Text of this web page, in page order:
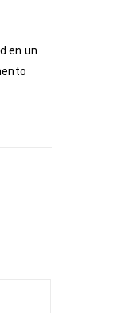
en un